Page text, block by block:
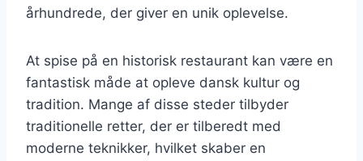
århundrede, der giver en unik oplevelse.
At spise på en historisk restaurant kan være en
fantastisk måde at opleve dansk kultur og
tradition. Mange af disse steder tilbyder
traditionelle retter, der er tilberedt med
moderne teknikker, hvilket skaber en